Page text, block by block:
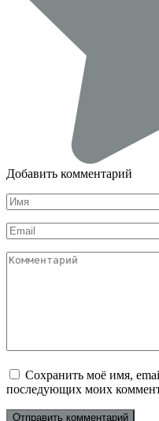
Добавить комментарий
Имя
*
Email
*
Комментарий
Сохранить моё имя,
последующих моих